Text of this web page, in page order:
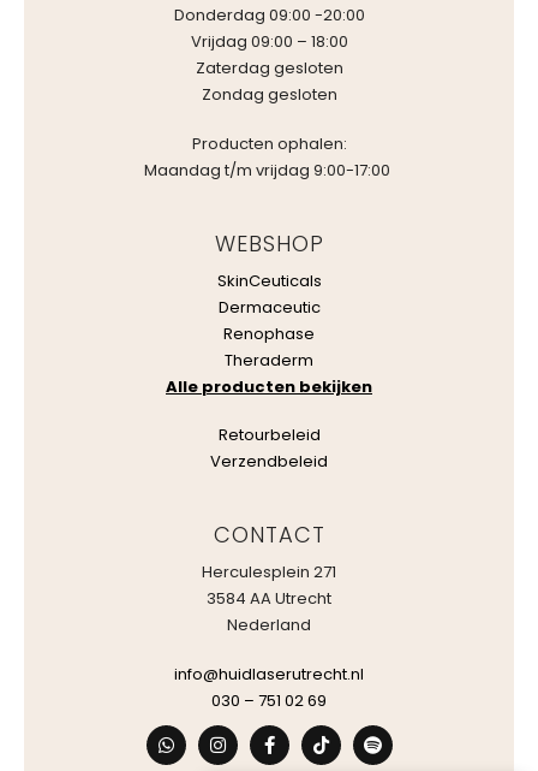
Donderdag 09:00 -20:00
Vrijdag 09:00 – 18:00
Zaterdag gesloten
Zondag gesloten
Producten ophalen:
Maandag t/m vrijdag 9:00-17:00
WEBSHOP
SkinCeuticals
Dermaceutic
Renophase
Theraderm
Alle producten bekijken
Retourbeleid
Verzendbeleid
CONTACT
Herculesplein 271
3584 AA Utrecht
Nederland
info@huidlaserutrecht.nl
030 – 751 02 69